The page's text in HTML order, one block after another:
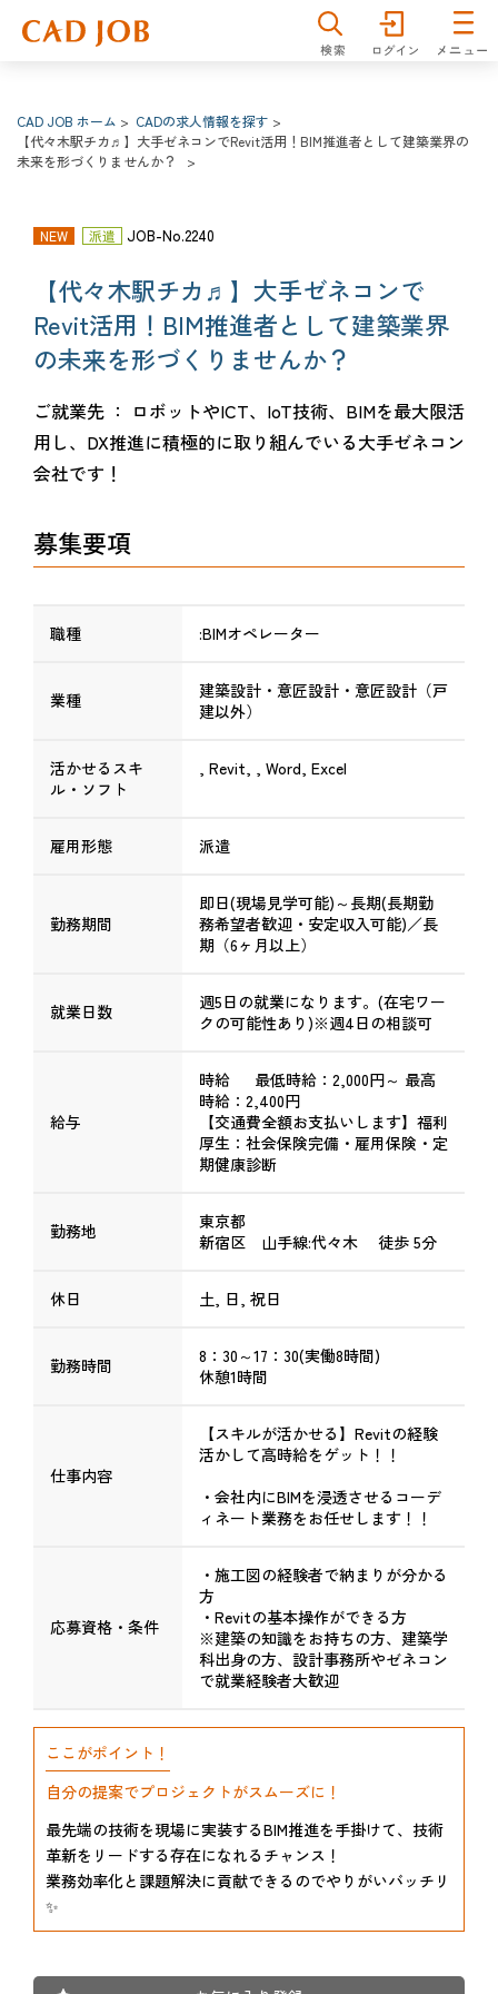
職種
キーワード
詳細検索
CAD JOB ホーム
CADの求人情報を探す
【代々木駅チカ♬】大手ゼネコンでRevit活用！BIM推進者として建築業界の
未来を形づくりませんか？
NEW 派遣 JOB-No.2240
【代々木駅チカ♬】大手ゼネコンで
Revit活用！BIM推進者として建築業界
の未来を形づくりませんか？
ご就業先 ： ロボットやICT、IoT技術、BIMを最大限活
用し、DX推進に積極的に取り組んでいる大手ゼネコン
会社です！
募集要項
職種 :BIMオペレーター
業種
建築設計・意匠設計・意匠設計（戸
建以外）
活かせるスキ
ル・ソフト
, Revit, , Word, Excel
雇用形態 派遣
勤務期間
即日(現場見学可能)～長期(長期勤
務希望者歓迎・安定収入可能)／長
期（6ヶ月以上）
就業日数
週5日の就業になります。(在宅ワー
クの可能性あり)※週4日の相談可
給与
時給 最低時給：2,000円～ 最高
時給：2,400円
【交通費全額お支払いします】福利
厚生：社会保険完備・雇用保険・定
期健康診断
勤務地
東京都
新宿区 山手線:代々木 徒歩 5分
休日 土, 日, 祝日
勤務時間
8：30～17：30(実働8時間)
休憩1時間
仕事内容
【スキルが活かせる】Revitの経験
活かして高時給をゲット！！
・会社内にBIMを浸透させるコーデ
ィネート業務をお任せします！！
応募資格・条件
・施工図の経験者で納まりが分かる
方
・Revitの基本操作ができる方
※建築の知識をお持ちの方、建築学
科出身の方、設計事務所やゼネコン
で就業経験者大歓迎
ここがポイント！
自分の提案でプロジェクトがスムーズに！
最先端の技術を現場に実装するBIM推進を手掛けて、技術
革新をリードする存在になれるチャンス！
業務効率化と課題解決に貢献できるのでやりがいバッチリ
✨